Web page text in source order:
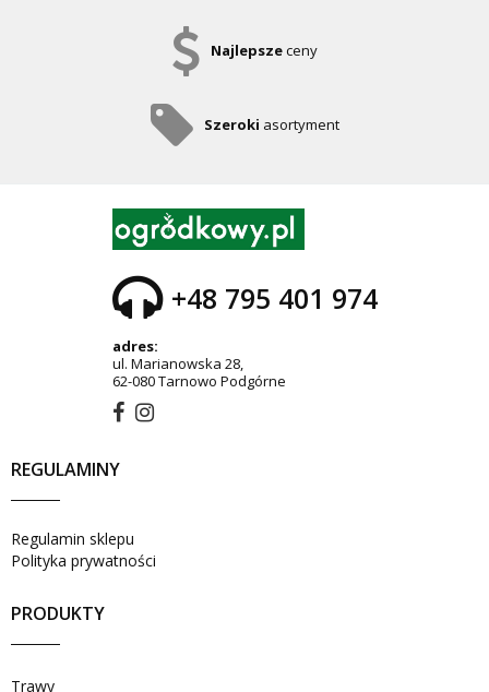
Najlepszeceny
Szeroki asortyment
+48 795 401 974
adres:
ul. Marianowska 28,
62-080 Tarnowo Podgórne
REGULAMINY
Regulamin sklepu
Polityka prywatności
PRODUKTY
Trawy